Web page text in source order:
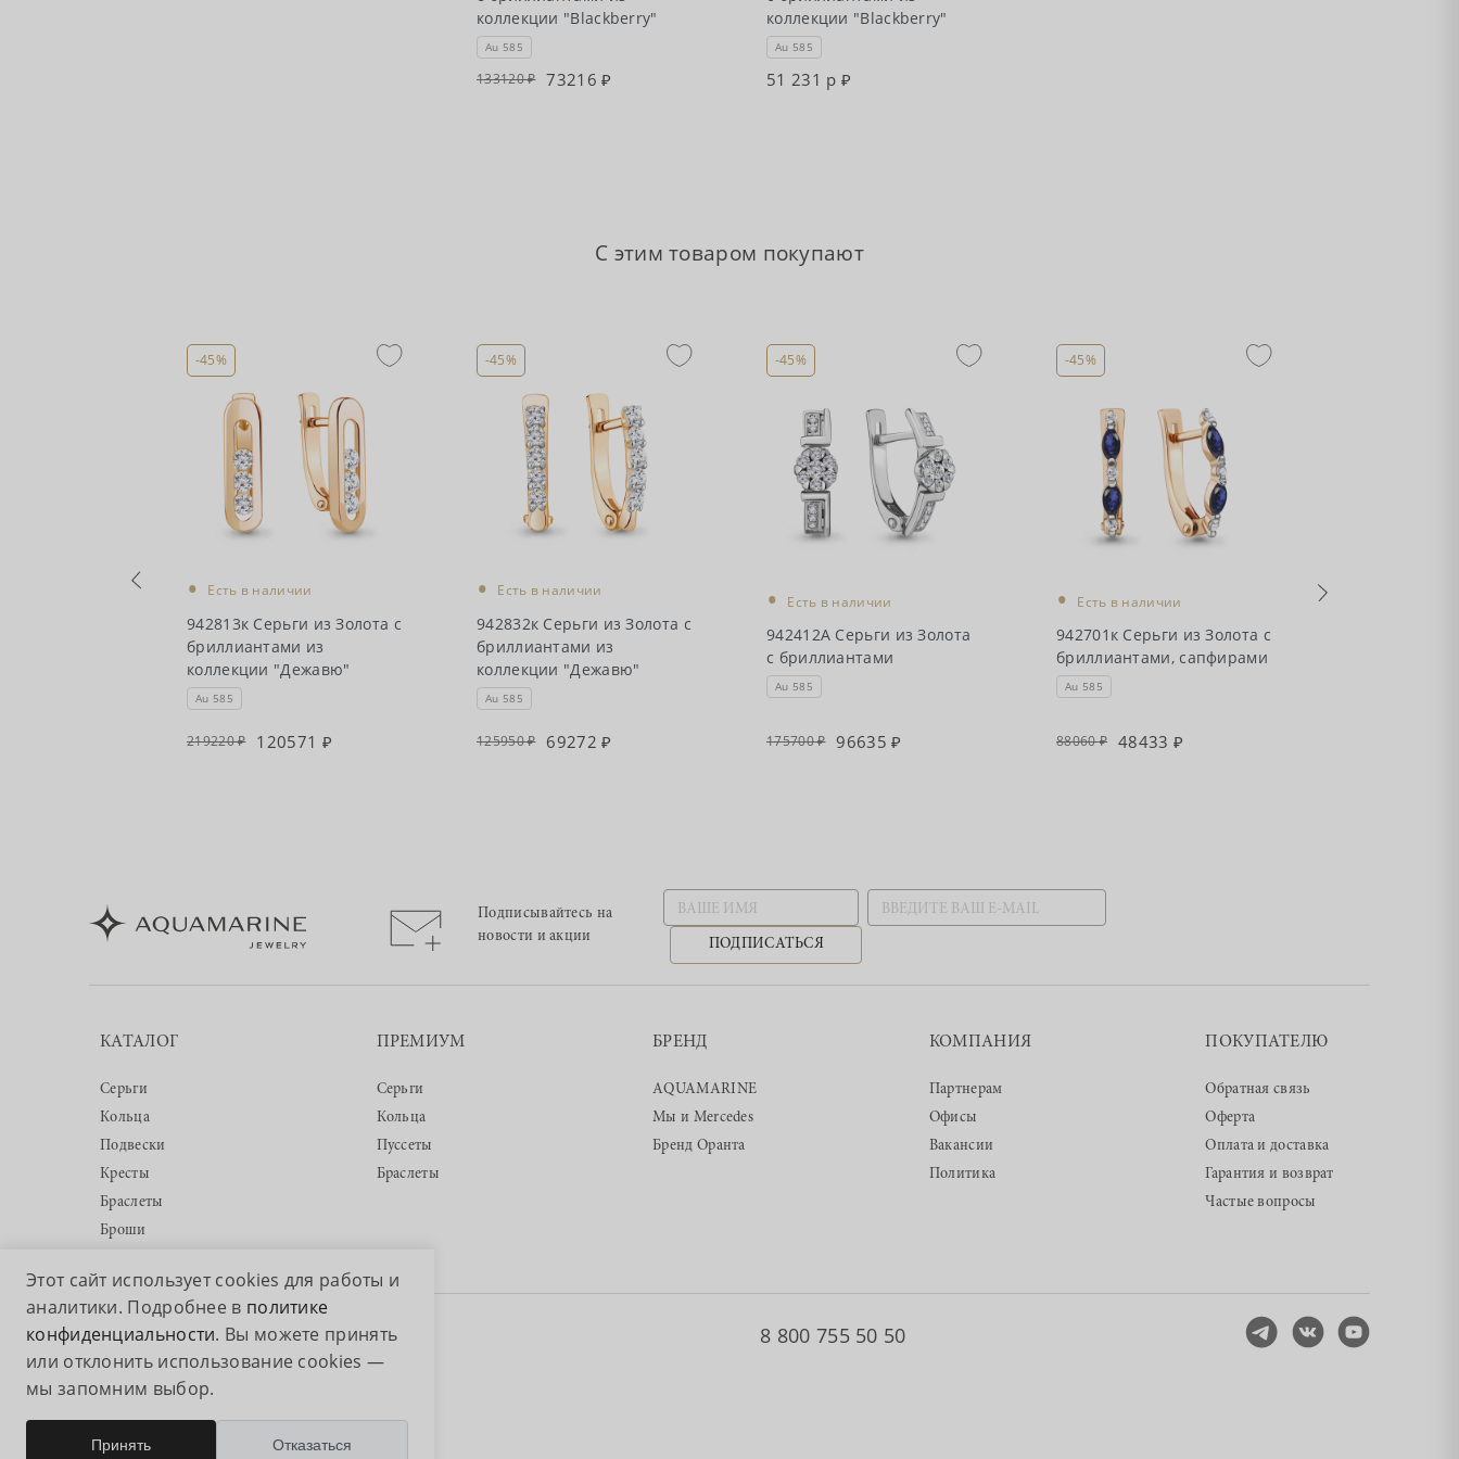
Этот сайт использует cookies для работы и
аналитики. Подробнее в политике
конфиденциальности. Вы можете принять
или отклонить использование cookies —
мы запомним выбор.
Принять Отказаться
коллекции "Blackberry"
Au 585
133120 73216
коллекции "Blackberry"
Au 585
51 231 р
С этим товаром покупают
-45%
• Есть в наличии
942813к Серьги из Золота с
бриллиантами из
коллекции "Дежавю"
Au 585
219220 120571
-45%
• Есть в наличии
942832к Серьги из Золота с
бриллиантами из
коллекции "Дежавю"
Au 585
125950 69272
-45%
• Есть в наличии
942412А Серьги из Золота
с бриллиантами
Au 585
175700 96635
-45%
• Есть в наличии
942701к Серьги из Золота с
бриллиантами, сапфирами
Au 585
88060 48433
Подписывайтесь на
новости и акции
ПОДПИСАТЬСЯ
КАТАЛОГ
Серьги
Кольца
Подвески
Кресты
Браслеты
Броши
ПРЕМИУМ
Серьги
Кольца
Пуссеты
Браслеты
БРЕНД
AQUAMARINE
Мы и Mercedes
Бренд Оранта
КОМПАНИЯ
Партнерам
Офисы
Вакансии
Политика
ПОКУПАТЕЛЮ
Обратная связь
Оферта
Оплата и доставка
Гарантия и возврат
Частые вопросы
Авторские права © 2026 ООО «Аквамарин» 8 800 755 50 50